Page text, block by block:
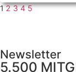
1 2 3 4 5
Newsletter
5.500